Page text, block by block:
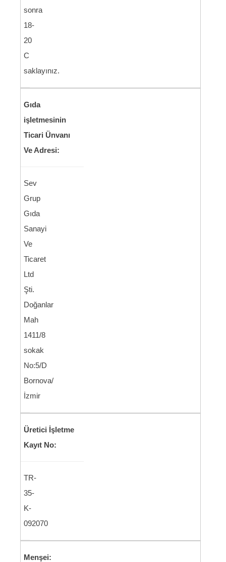
sonra
18-
20
C
saklayınız.
Gıda
işletmesinin
Ticari Ünvanı
Ve Adresi:
Sev
Grup
Gıda
Sanayi
Ve
Ticaret
Ltd
Şti.
Doğanlar
Mah
1411/8
sokak
No:5/D
Bornova/
İzmir
Üretici İşletme
Kayıt No:
TR-
35-
K-
092070
Menşei: